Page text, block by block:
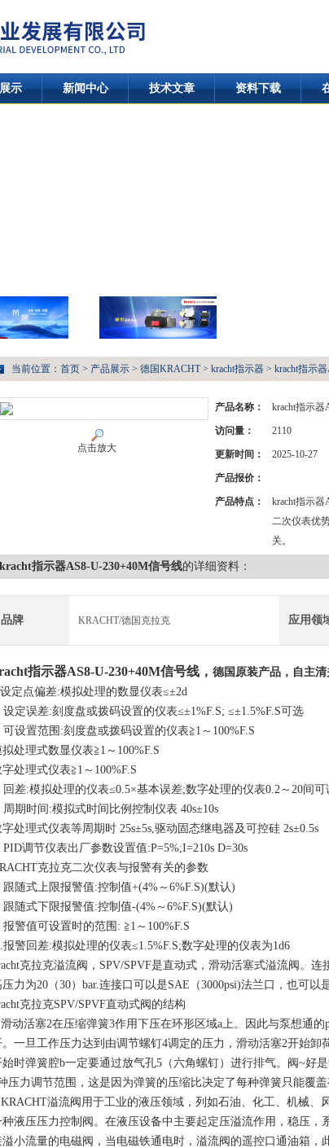
示 新闻中心 技术文章 资料下载
当前位置： 首页 > 产品展示 > 德国KRACHT> kracht指示器 > kracht指示
点击放大
产品名称： kracht指示器
访问量： 2110
更新时间： 2025-10-27
产品报价：
产品特点：
kracht指示
二次仪表优
关。
kracht指示器AS8-U-230+40M信号线的详细资料：
品牌 KRACHT/德国克拉克 应用领
指示器AS8-U-230+40M信号线 ， 德国原装产品，自主清
定点偏差:模拟处理的数显仪表≤±2d
设定误差:刻度盘或拨码设置的仪表≤±1%F.S; ≤±1.5%F.S可选
可设置范围:刻度盘或拨码设置的仪表≧1～100%F.S
拟处理式数显仪表≧1～100%F.S
字处理式仪表≧1～100%F.S
回差:模拟处理的仪表≤0.5×基本误差;数字处理的仪表0.2～20间可
周期时间:模拟式时间比例控制仪表 40s±10s
字处理式仪表等周期时 25s±5s,驱动固态继电器及可控硅 2s±0.5s
PID调节仪表出厂参数设置值:P=5%;I=210s D=30s
克拉克二次仪表与报警有关的参数
跟随式上限报警值:控制值+(4%～6%F.S)(默认)
跟随式下限报警值:控制值-(4%～6%F.S)(默认)
报警值可设置时的范围: ≧1～100%F.S
报警回差:模拟处理的仪表≤1.5%F.S;数字处理的仪表为1d6
克拉克溢流阀，SPV/SPVF是直动式，滑动活塞式溢流阀。
压力为20（30）bar.连接口可以是SAE（3000psi)法兰口，也可以
克拉克SPV/SPVF直动式阀的结构
动活塞2在压缩弹簧3作用下压在环形区域a上。因此与泵想通的
。一旦工作压力达到由调节螺钉4调定的压力，滑动活塞2开始卸
始时弹簧腔b一定要通过放气孔5（六角螺钉）进行排气。阀~好
压力调节范围，这是因为弹簧的压缩比决定了每种弹簧只能覆盖
溢流阀用于工业的液压领域，列如石油、化工、机械、
种液压压力控制阀。在液压设备中主要起定压溢流作用，稳压，
溢小流量的电磁阀，当电磁铁通电时，溢流阀的遥控口通油箱，